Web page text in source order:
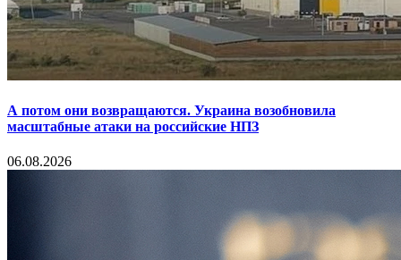
А потом они возвращаются. Украина возобновила
масштабные атаки на российские НПЗ
06.08.2026